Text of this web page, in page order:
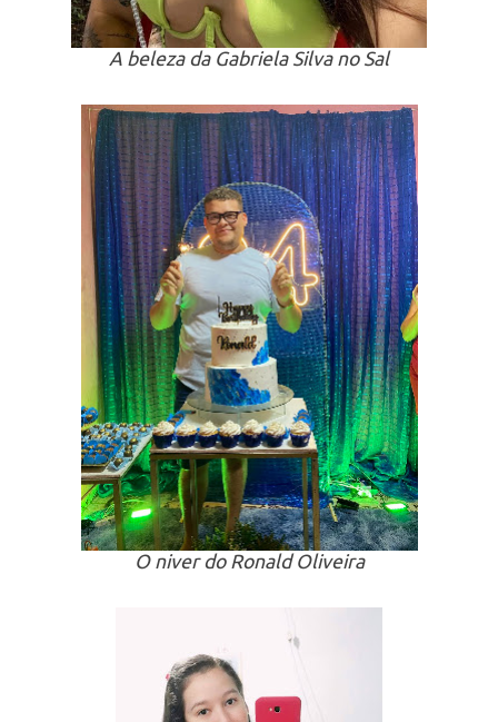
A beleza da Gabriela Silva no Sal
O niver do Ronald Oliveira